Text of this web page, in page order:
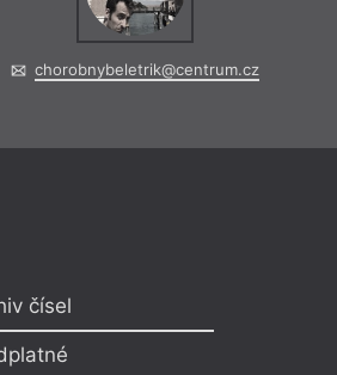
chorobnybeletrik@centrum.cz
čísel